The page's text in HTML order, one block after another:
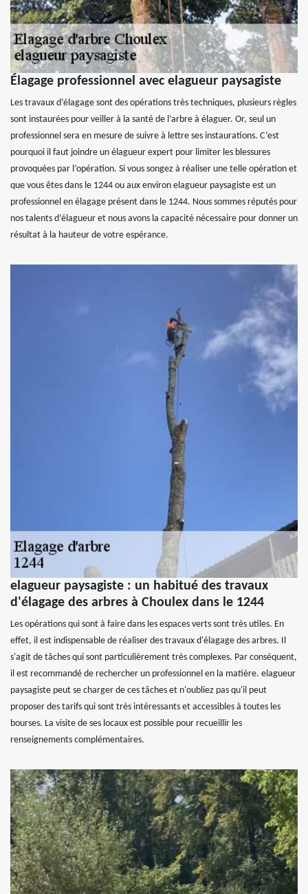
Élagage professionnel avec elagueur paysagiste
Les travaux d’élagage sont des opérations très techniques, plusieurs règles
sont instaurées pour veiller à la santé de l’arbre à élaguer. Or, seul un
professionnel sera en mesure de suivre à lettre ses instaurations. C’est
pourquoi il faut joindre un élagueur expert pour limiter les blessures
provoquées par l’opération. Si vous songez à réaliser une telle opération et
que vous êtes dans le 1244 ou aux environ elagueur paysagiste est un
professionnel en élagage présent dans le 1244. Nous sommes réputés pour
nos talents d’élagueur et nous avons la capacité nécessaire pour donner un
résultat à la hauteur de votre espérance.
elagueur paysagiste : un habitué des travaux
d'élagage des arbres à Choulex dans le 1244
Les opérations qui sont à faire dans les espaces verts sont très utiles. En
effet, il est indispensable de réaliser des travaux d'élagage des arbres. Il
s'agit de tâches qui sont particulièrement très complexes. Par conséquent,
il est recommandé de rechercher un professionnel en la matière. elagueur
paysagiste peut se charger de ces tâches et n'oubliez pas qu'il peut
proposer des tarifs qui sont très intéressants et accessibles à toutes les
bourses. La visite de ses locaux est possible pour recueillir les
renseignements complémentaires.